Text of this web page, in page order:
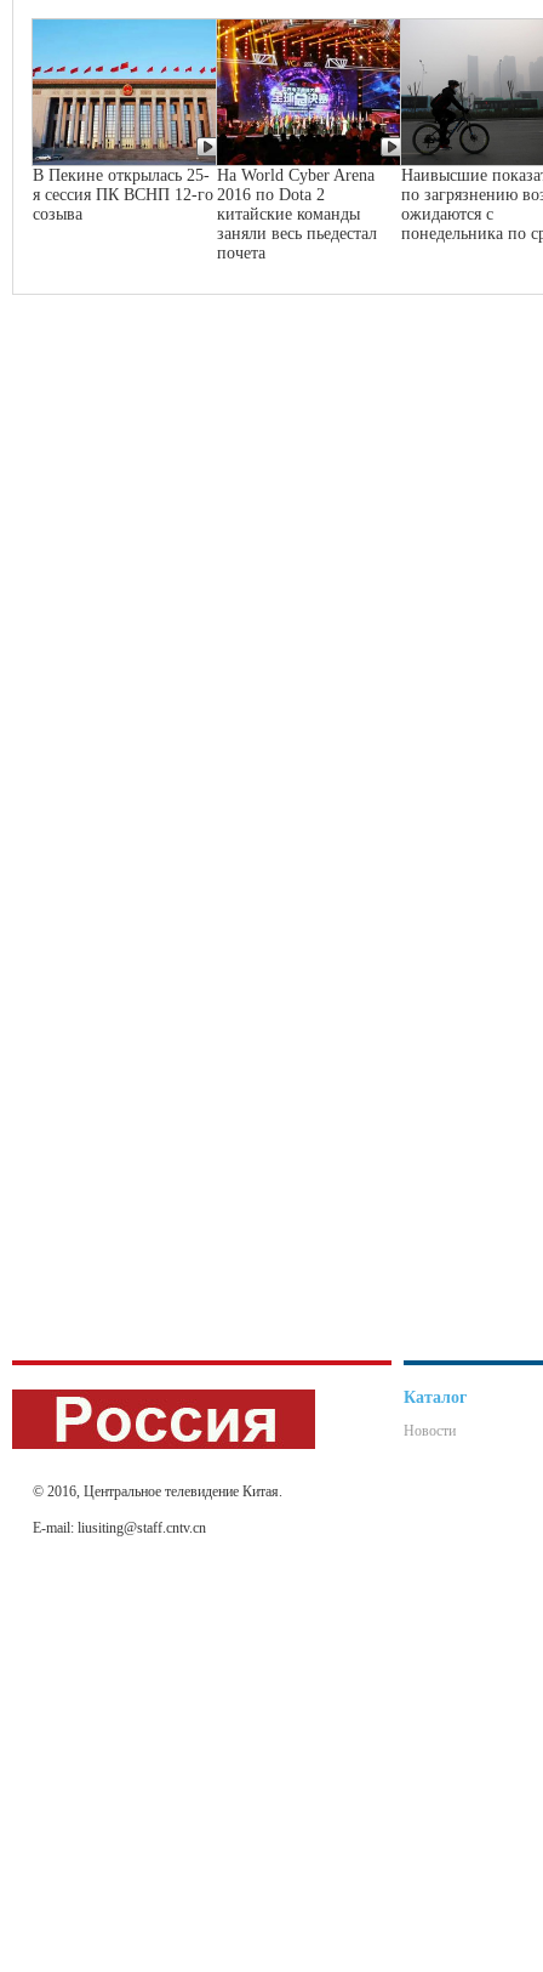
В Пекине открылась 25-
я сессия ПК ВСНП 12-го
созыва
На World Cyber Arena
2016 по Dota 2
китайские команды
заняли весь пьедестал
почета
Наивысшие
по загрязнению
ожидаются с
понедельника по
© 2016, Центральное телевидение Китая.
E-mail: liusiting@staff.cntv.cn
Каталог
Новости